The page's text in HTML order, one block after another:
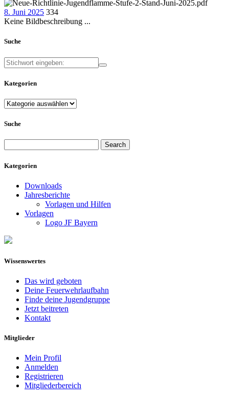
8. Juni 2025 334
Keine Bildbeschreibung ...
Suche
Kategorien
Kategorien
Suche
for:
Kategorien
Downloads
Jahresberichte
Vorlagen und Hilfen
Vorlagen
Logo JF Bayern
Wissenswertes
Das wird geboten
Deine Feuerwehrlaufbahn
Finde deine Jugendgruppe
Jetzt beitreten
Kontakt
Mitglieder
Mein Profil
Anmelden
Registrieren
Mitgliederbereich